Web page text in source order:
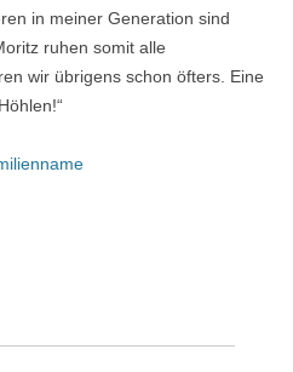
in meiner Generation sind
ruhen somit alle
wir übrigens schon öfters. Eine